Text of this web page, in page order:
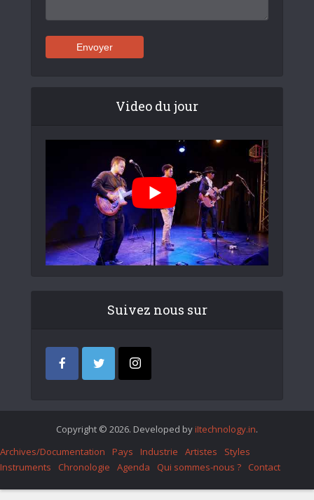
Video du jour
Suivez nous sur
Copyright © 2026. Developed by iItechnology.in.
Archives/Documentation
Pays Industrie Artistes
Styles
Instruments
Chronologie Agenda Qui sommes-nous ? Contact